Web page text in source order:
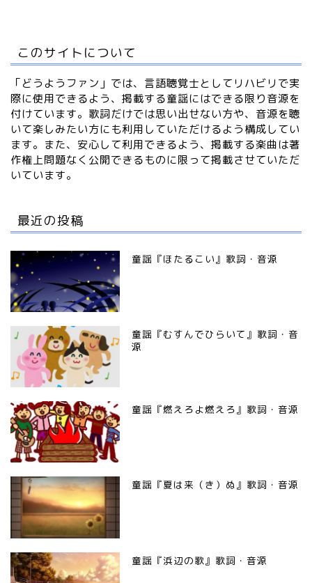
このサイトについて
「どうようファン」では、言語聴覚士としてリハビリで実
際に使用できるよう、掲載する童謡にはできる限り音源を
付けています。歌詞だけでは思い出せない方や、音源を聴
いて楽しみたい方にも利用していただけるよう構成してい
ます。また、安心して利用できるよう、掲載する楽曲は著
作権上問題なく公開できるものに限って掲載させていただ
いています。
最近の投稿
童謡『ほたるこい』歌詞・音源
童謡『むすんでひらいて』歌詞・音
源
童謡『燃えろよ燃えろ』歌詞・音源
童謡『夏は来（き）ぬ』歌詞・音源
童謡『浜辺の歌』歌詞・音源